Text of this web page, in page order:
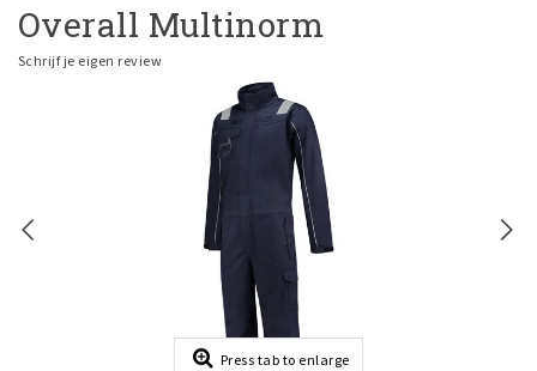
Overall Multinorm
Schrijf je eigen review
Press tab to enlarge